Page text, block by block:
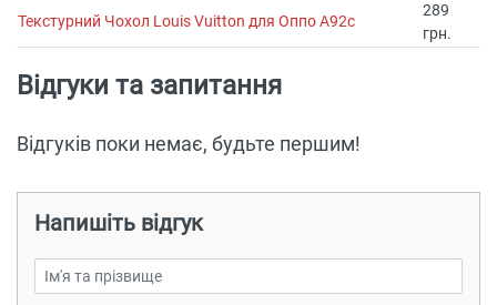
Текстурний Чохол Louis Vuitton для Оппо А92с
289
грн.
Відгуки та запитання
Відгуків поки немає, будьте першим!
Напишіть відгук